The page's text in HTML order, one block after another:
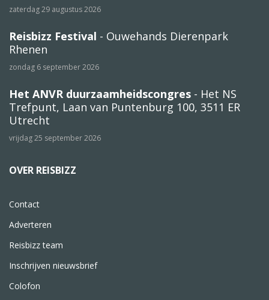
zaterdag 29 augustus 2026
Reisbizz Festival - Ouwehands Dierenpark
Rhenen
zondag 6 september 2026
Het ANVR duurzaamheidscongres - Het NS
Trefpunt, Laan van Puntenburg 100, 3511 ER
Utrecht
vrijdag 25 september 2026
OVER REISBIZZ
Contact
Adverteren
Reisbizz team
Inschrijven nieuwsbrief
Colofon